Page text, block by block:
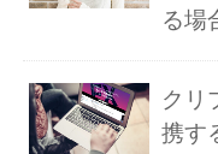
る場
クリ
携す